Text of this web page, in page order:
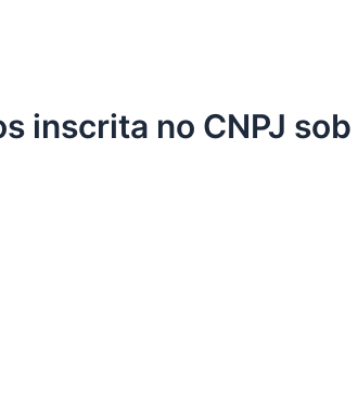
inscrita no CNPJ sob